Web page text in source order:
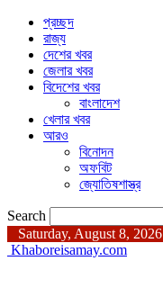
প্রচ্ছদ
রাজ্য
দেশের খবর
জেলার খবর
বিদেশের খবর
বাংলাদেশ
খেলার খবর
আরও
বিনোদন
অফবিট
জ্যোতিষশাস্ত্র
Search
Saturday, August 8, 2026
Khaboreisamay.com